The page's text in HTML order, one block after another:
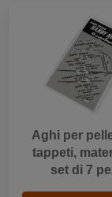
Aghi per
tappeti,
set di 7